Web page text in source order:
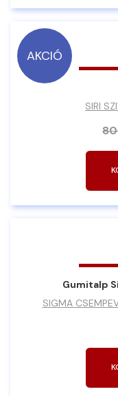
AKCIÓ
SIRI
Gumitalp
SIGMA